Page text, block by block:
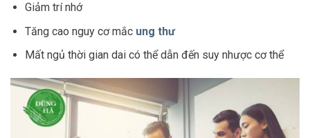
Giảm trí nhớ
Tăng cao nguy cơ mắc ung thư
Mất ngủ thời gian dai có thể dẫn đến suy nhược cơ thể